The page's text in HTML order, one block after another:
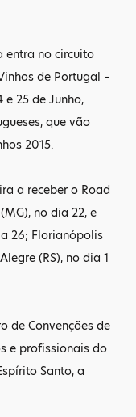
entra no circuito
de Portugal –
e 25 de Junho,
que vão
2015.
a receber o Road
no dia 22, e
26; Florianópolis
(RS), no dia 1
de Convenções de
e profissionais do
Santo, a